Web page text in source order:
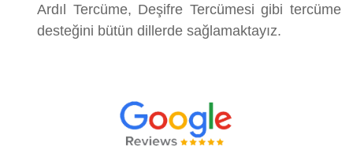
Ardıl Tercüme, Deşifre Tercümesi gibi tercüme
desteğini bütün dillerde sağlamaktayız.